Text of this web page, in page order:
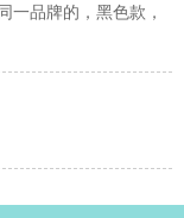
一品牌的，黑色款，